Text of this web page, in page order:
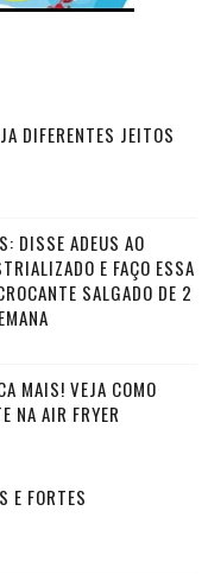
DIFERENTES JEITOS
DISSE ADEUS AO
E FAÇO ESSA
SALGADO DE 2
MAIS! VEJA COMO
NA AIR FRYER
E FORTES